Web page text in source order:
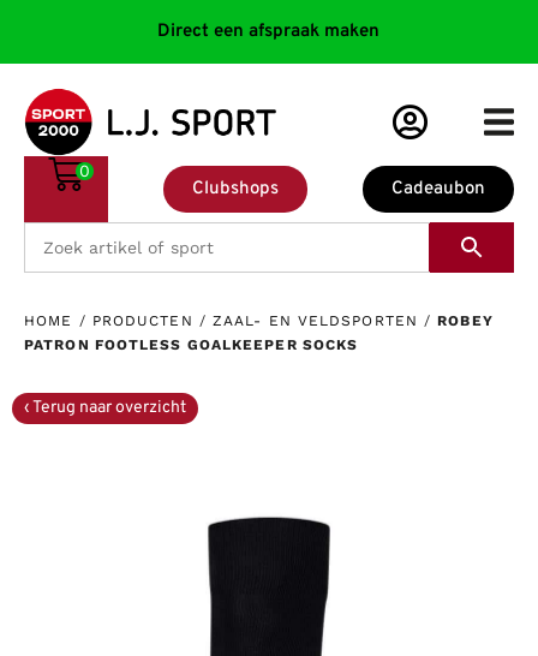
Direct een afspraak maken
Cadeaubon
Clubshops
0
HOME / PRODUCTEN / ZAAL- EN VELDSPORTEN /ROBEY
PATRON FOOTLESS GOALKEEPER SOCKS